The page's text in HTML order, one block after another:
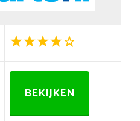
BEKIJKEN